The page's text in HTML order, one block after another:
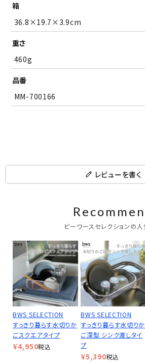
箱
36.8×19.7×3.9cm
重さ
460g
品番
MM-700166
レビューを書く
ビーワースセレクションの
BWS SELECTION
すっきり暮らす水切りか
ごスクエアタイプ
¥4,950税込
BWS SELECTION
すっきり暮らす水切りか
ご深型 シンク渡しタイ
プ
¥5,390税込